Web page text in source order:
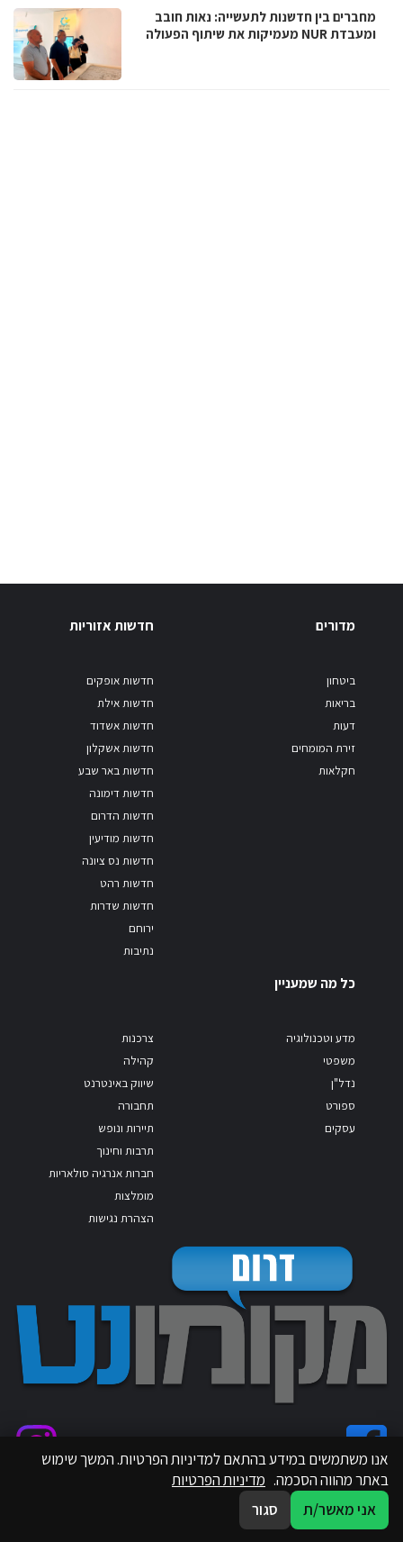
מחברים בין חדשנות לתעשייה: נאות חובב
ומעבדת NUR מעמיקות את שיתוף הפעולה
מדורים
ביטחון
בריאות
דעות
זירת המומחים
חקלאות
חדשות אזוריות
חדשות אופקים
חדשות אילת
חדשות אשדוד
חדשות אשקלון
חדשות באר שבע
חדשות דימונה
חדשות הדרום
חדשות מודיעין
חדשות נס ציונה
חדשות רהט
חדשות שדרות
ירוחם
נתיבות
כל מה שמעניין
מדע וטכנולוגיה
משפטי
נדל"ן
ספורט
עסקים
צרכנות
קהילה
שיווק באינטרנט
תחבורה
תיירות ונופש
תרבות וחינוך
חברות אנרגיה סולאריות
מומלצות
הצהרת נגישות
אנו משתמשים במידע בהתאם למדיניות הפרטיות. המשך שימוש
באתר מהווה הסכמה. מדיניות הפרטיות
אני מאשר/ת
סגור